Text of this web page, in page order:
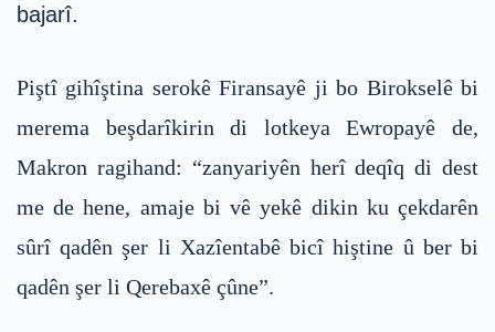
bajarî.
Piştî gihîştina serokê Firansayê ji bo Birokselê bi
merema beşdarîkirin di lotkeya Ewropayê de,
Makron ragihand: “zanyariyên herî deqîq di dest
me de hene, amaje bi vê yekê dikin ku çekdarên
sûrî qadên şer li Xazîentabê bicî hiştine û ber bi
qadên şer li Qerebaxê çûne”.